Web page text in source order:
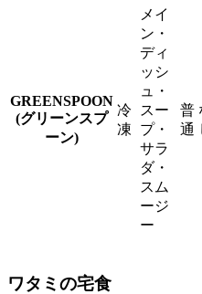
GREENSPOON
(グリーンスプ
ーン)
冷
凍
メイ
ン・
ディ
ッシ
ュ・
スー
プ・
サラ
ダ・
スム
ージ
ー
普
通
ワタミの宅食